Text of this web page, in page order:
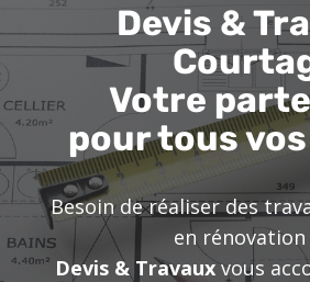
Devis &
Votre
pour tous
Besoin de réaliser des
en rénovation
Devis & Travaux vous